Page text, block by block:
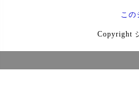
この
Copyright